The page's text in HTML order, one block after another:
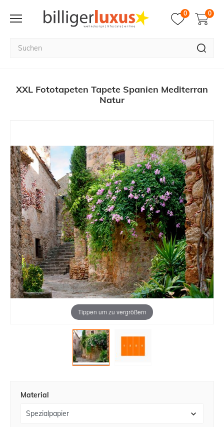
0 0
XXL Fototapeten Tapete Spanien Mediterran
Natur
Tippen um zu vergrößern
Material